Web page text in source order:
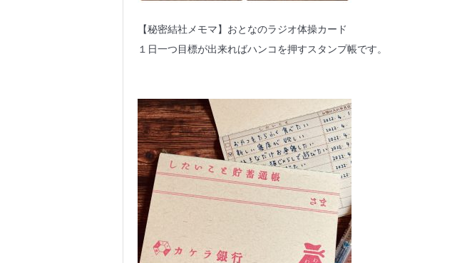
【秘密結社メモマ】おとなのラジオ体操カード
１日一つ目標が出来ればハンコを押すスタンプ帳です。